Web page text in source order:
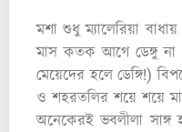
মশা শুধু ম্যালেরিয়া
মাস কতক আগে ডেঙ্গু না
মেয়েদের হলে ডেঙ্গি!)
ও শহরতলির শয়ে শয়ে
অনেকেরই ভবলীলা সাঙ্গ